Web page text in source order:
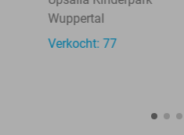
Wuppertal
Verkocht: 77